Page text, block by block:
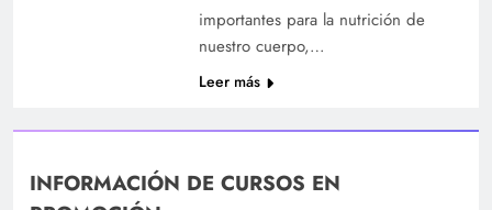
importantes para la nutrición de
nuestro cuerpo,…
Leer más
INFORMACIÓN DE CURSOS EN